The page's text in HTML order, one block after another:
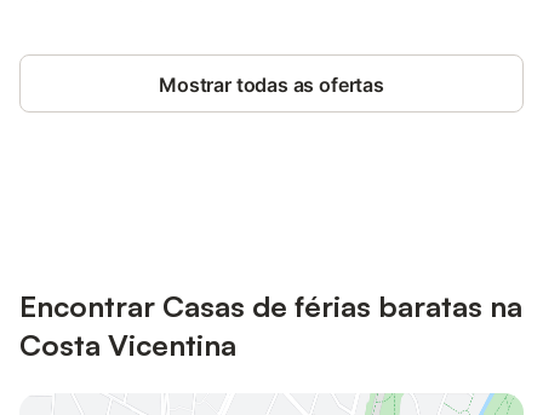
Mostrar todas as ofertas
Encontrar Casas de férias baratas na
Costa Vicentina